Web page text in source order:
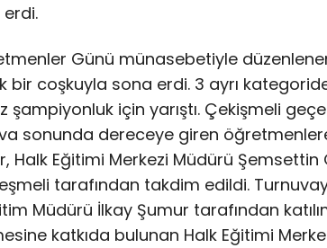
erdi.
Günü münasebetiyle
bir coşkuyla sona erdi. 3 ayrı
için yarıştı. Çekişmeli
sonunda dereceye giren
Halk Eğitimi Merkezi Müdürü
tarafından takdim edildi.
Müdürü İlkay Şumur tarafından
katkıda bulunan Halk Eğitimi